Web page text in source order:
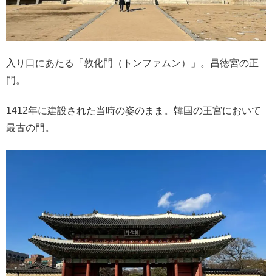
入り口にあたる「敦化門（トンファムン）」。昌徳宮の正
門。
1412年に建設された当時の姿のまま。韓国の王宮において
最古の門。